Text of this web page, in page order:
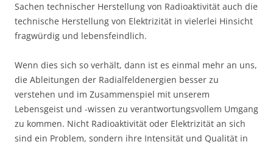
Sachen technischer Herstellung von Radioaktivität auch die
technische Herstellung von Elektrizität in vielerlei Hinsicht
fragwürdig und lebensfeindlich.
Wenn dies sich so verhält, dann ist es einmal mehr an uns,
die Ableitungen der Radialfeldenergien besser zu
verstehen und im Zusammenspiel mit unserem
Lebensgeist und -wissen zu verantwortungsvollem Umgang
zu kommen. Nicht Radioaktivität oder Elektrizität an sich
sind ein Problem, sondern ihre Intensität und Qualität in